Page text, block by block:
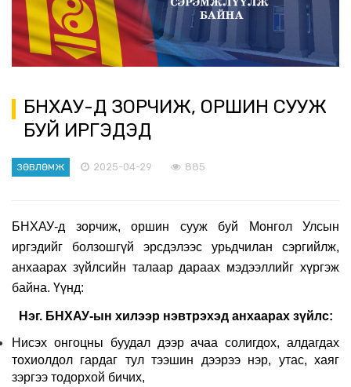
БНХАУ-Д ЗОРЧИЖ, ОРШИН СУУЖ
БУЙ ИРГЭДЭД
ЗӨВЛӨМЖ 2025-04-29 885
БНХАУ-д зорчиж, оршин сууж буй Монгол Улсын
иргэдийг болзошгүй эрсдэлээс урьдчилан сэргийлж,
анхаарах зүйлсийн талаар дараах мэдээллийг хүргэж
байна. Үүнд:
Нэг. БНХАУ-ын хилээр нэвтрэхэд анхаарах зүйлс:
Нисэх онгоцны буудал дээр ачаа солигдох, алдагдах
тохиолдол гардаг тул тээшин дээрээ нэр, утас, хаяг
зэргээ тодорхой бичих,